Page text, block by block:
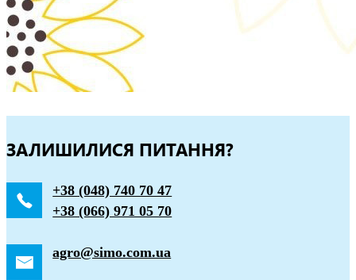
ЗАЛИШИЛИСЯ ПИТАННЯ?
+38 (048) 740 70 47
+38 (066) 971 05 70
agro@simo.com.ua